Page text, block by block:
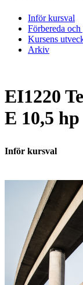
Inför kursval
Förbereda och
Kursens
Arkiv
EI1220
E 10,5 hp
Inför kursval